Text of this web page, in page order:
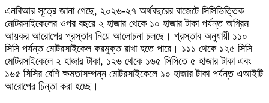
এনবিআর সূত্রে জানা গেছে, ২০২৬-২৭ অর্থবছরের বাজেটে সিসিভিত্তিক
মোটরসাইকেলের ওপর বছরে ২ হাজার থেকে ১০ হাজার টাকা পর্যন্ত অগ্রিম
আয়কর আরোপের প্রস্তাব নিয়ে আলোচনা চলছে। প্রস্তাব অনুযায়ী ১১০
সিসি পর্যন্ত মোটরসাইকেল করমুক্ত রাখা হতে পারে। ১১১ থেকে ১২৫ সিসি
মোটরসাইকেলে ২ হাজার টাকা, ১২৬ থেকে ১৬৫ সিসিতে ৫ হাজার টাকা এবং
১৬৫ সিসির বেশি ক্ষমতাসম্পন্ন মোটরসাইকেলে ১০ হাজার টাকা পর্যন্ত এআইটি
আরোপের চিন্তা করা হচ্ছে।